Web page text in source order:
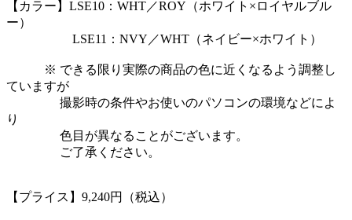
【カラー】LSE10：WHT／ROY（ホワイト×ロイヤルブル
ー）
LSE11：NVY／WHT（ネイビー×ホワイト）
※ できる限り実際の商品の色に近くなるよう調整し
ていますが
撮影時の条件やお使いのパソコンの環境などによ
り
色目が異なることがございます。
ご了承ください。
【プライス】9,240円（税込）